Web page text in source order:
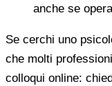
anche se
Se cerchi uno
che molti
colloqui online: